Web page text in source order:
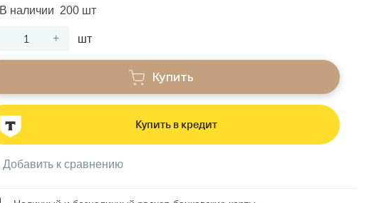
В наличии 200 шт
+ шт
Купить
Купить в кредит
Добавить к сравнению